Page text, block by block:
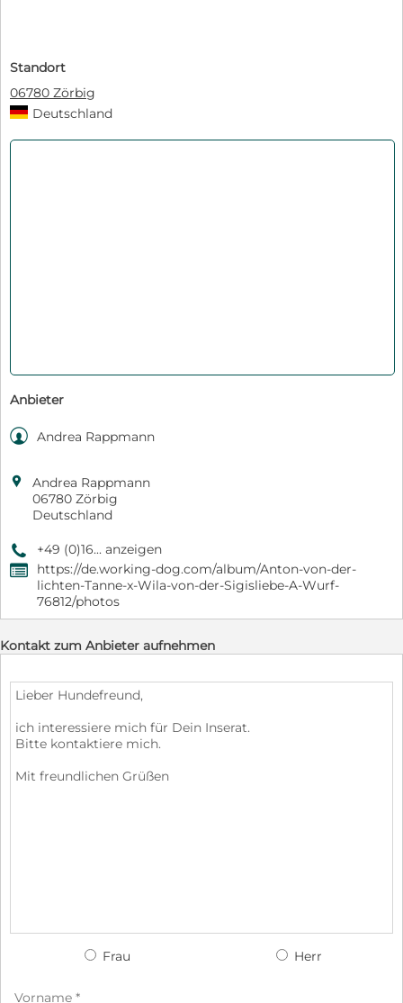
Standort
06780 Zörbig
Deutschland
Anbieter
 Andrea Rappmann

Andrea Rappmann
06780 Zörbig
Deutschland
9 +49 (0)16... anzeigen
,
https://de.working-dog.com/album/Anton-von-der-
lichten-Tanne-x-Wila-von-der-Sigisliebe-A-Wurf-
76812/photos
Kontakt zum Anbieter aufnehmen
Frau Herr